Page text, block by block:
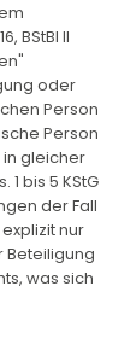
BStBl II
oder
Person
Person
gleicher
bis 5 KStG
der Fall
nur
Beteiligung
was sich